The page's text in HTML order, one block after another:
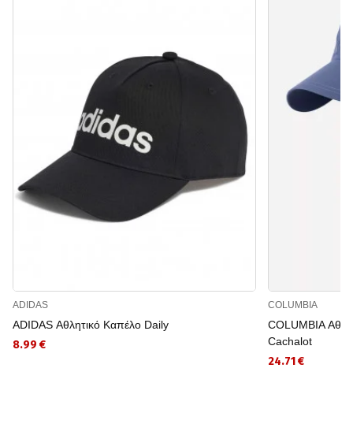
ADIDAS
ADIDAS Αθλητικό Καπέλο Daily
8.99 €
COLUMBIA
COLUMBIA
Cachalot
24.71 €